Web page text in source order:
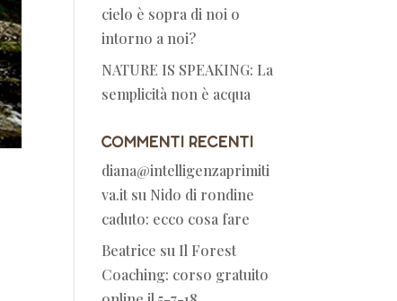
cielo è sopra di noi o
intorno a noi?
NATURE IS SPEAKING: La
semplicità non è acqua
Commenti recenti
diana@intelligenzaprimiti
va.itsu Nido di rondine
caduto: ecco cosa fare
Beatrice su Il Forest
Coaching: corso gratuito